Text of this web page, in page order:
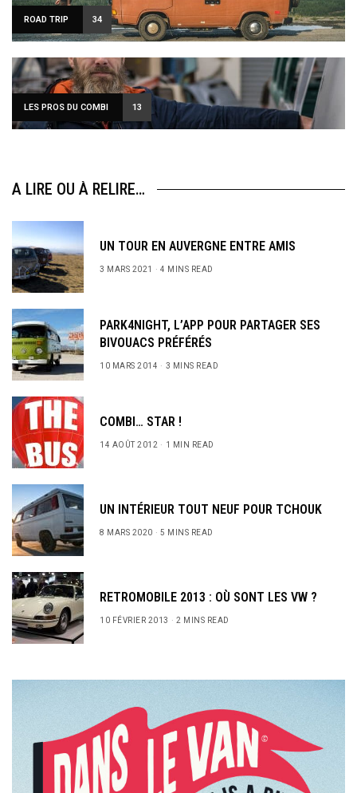
ROAD TRIP 34
LES PROS DU COMBI 13
A LIRE OU À RELIRE…
UN TOUR EN AUVERGNE ENTRE AMIS
3 MARS 2021 4 MINS READ
PARK4NIGHT, L’APP POUR PARTAGER SES
BIVOUACS PRÉFÉRÉS
10 MARS 2014 3 MINS READ
COMBI… STAR !
14 AOÛT 2012 1 MIN READ
UN INTÉRIEUR TOUT NEUF POUR TCHOUK
8 MARS 2020 5 MINS READ
RETROMOBILE 2013 : OÙ SONT LES VW ?
10 FÉVRIER 2013 2 MINS READ